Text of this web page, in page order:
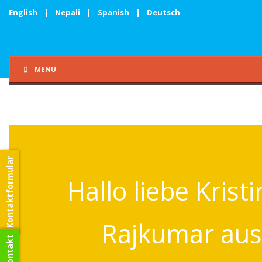
English | Nepali | Spanish | Deutsch
MENU
Hallo liebe
Rajkumar
Kontaktformular